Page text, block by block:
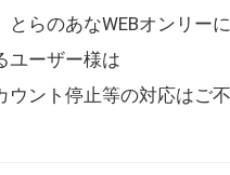
とらのあなWEBオンリー
ユーザー様は
ウント停止等の対応はご不